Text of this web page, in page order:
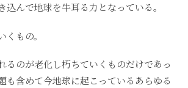
込んで地球を牛耳る力となっている。
もの。
るのが老化し朽ちていくものだけであっ
も含めて今地球に起こっているあらゆる